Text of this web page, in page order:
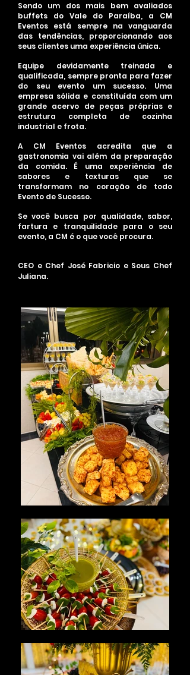
Sendo um dos mais bem avaliados
buffets do Vale do Paraíba, a CM
Eventos está sempre na vanguarda
das tendências, proporcionando aos
seus clientes uma experiência única.
Equipe devidamente treinada e
qualificada, sempre pronta para fazer
do seu evento um sucesso. Uma
empresa sólida e constituída com um
grande acervo de peças próprias e
estrutura completa de cozinha
industrial e frota.
A CM Eventos acredita que a
gastronomia vai além da preparação
da comida. É uma experiência de
sabores e texturas que se
transformam no coração de todo
Evento de Sucesso.
Se você busca por qualidade, sabor,
fartura e tranquilidade para o seu
evento, a CM é o que você procura.
CEO e Chef José Fabricio e Sous Chef
Juliana.